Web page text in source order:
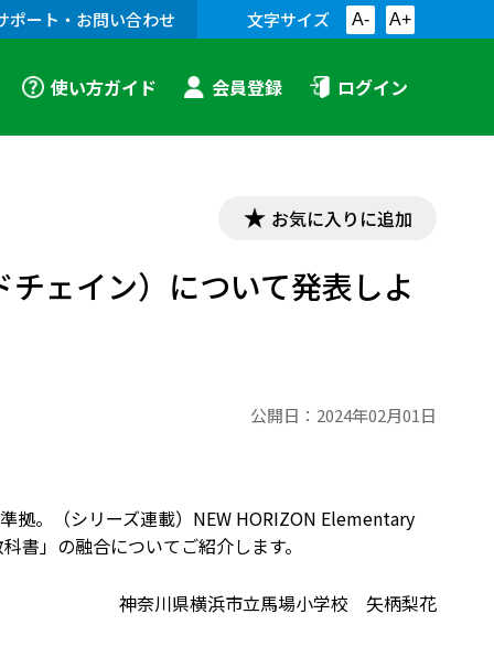
ポート・お問い合わせ 文字サイズ A- A+
使い方ガイド 会員登録 ログイン
お気に入りに追加
ェイン）について発表しよ
公開日： 2024年02月01日
拠。（シリーズ連載）NEW HORIZON Elementary
書」の融合についてご紹介します。
神奈川県横浜市立馬場小学校 矢柄梨花